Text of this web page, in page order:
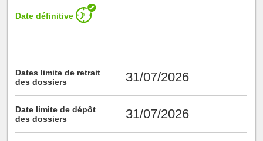
Date définitive
Dates limite de retrait
des dossiers
31/07/2026
Date limite de dépôt
des dossiers
31/07/2026